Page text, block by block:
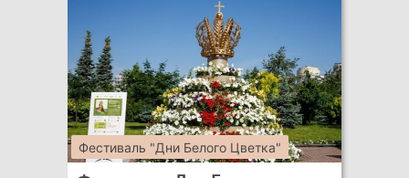
Фестиваль "Дни Белого Цветка"